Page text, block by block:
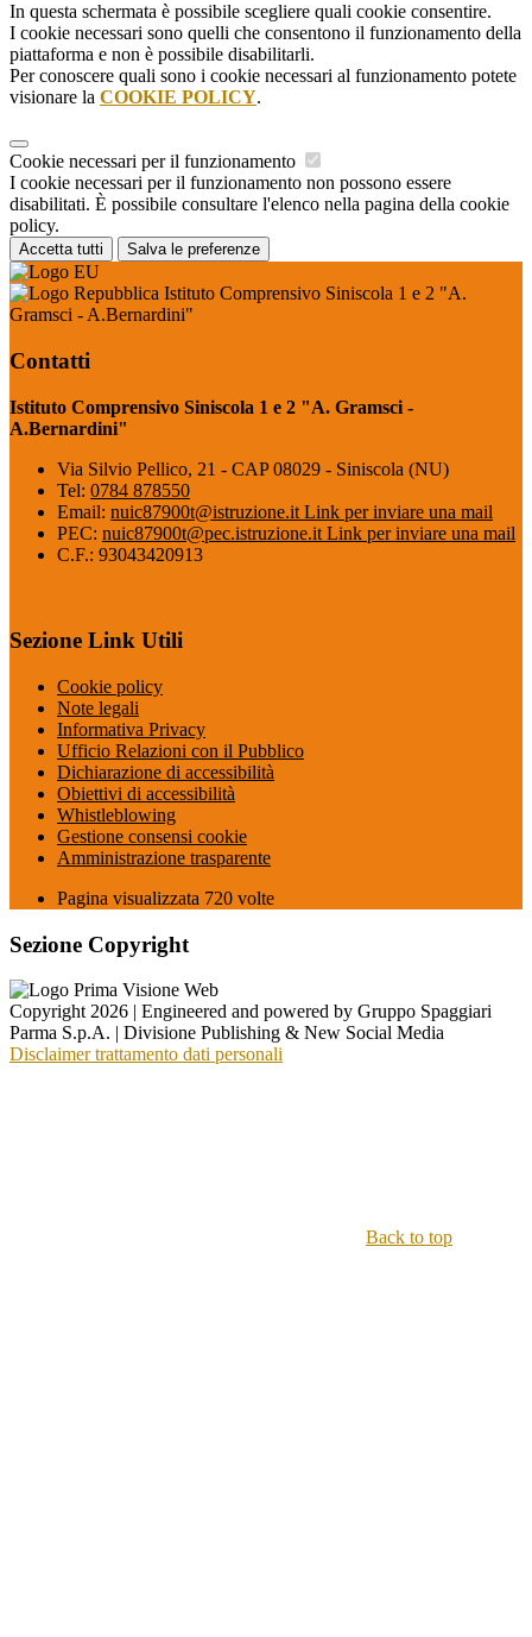
In questa schermata è possibile scegliere quali cookie consentire.
I cookie necessari sono quelli che consentono il funzionamento della
piattaforma e non è possibile disabilitarli.
Per conoscere quali sono i cookie necessari al funzionamento potete
visionare la COOKIE POLICY.
Cookie necessari per il funzionamento
I cookie necessari per il funzionamento non possono essere
disabilitati. È possibile consultare l'elenco nella pagina della cookie
policy.
Accetta tutti Salva le preferenze
Istituto Comprensivo Siniscola 1 e 2 "A.
Gramsci - A.Bernardini"
Contatti
Istituto Comprensivo Siniscola 1 e 2 "A. Gramsci -
A.Bernardini"
Via Silvio Pellico, 21 - CAP 08029 - Siniscola (NU)
Tel: 0784 878550
Email: nuic87900t@istruzione.it Link per inviare una mail
PEC: nuic87900t@pec.istruzione.it Link per inviare una mail
C.F.: 93043420913
Sezione Link Utili
Cookie policy
Note legali
Informativa Privacy
Ufficio Relazioni con il Pubblico
Dichiarazione di accessibilità
Obiettivi di accessibilità
Whistleblowing
Gestione consensi cookie
Amministrazione trasparente
Pagina visualizzata 720 volte
Sezione Copyright
Copyright 2026 | Engineered and powered by Gruppo Spaggiari
Parma S.p.A. | Divisione Publishing & New Social Media
Disclaimer trattamento dati personali
Back to top